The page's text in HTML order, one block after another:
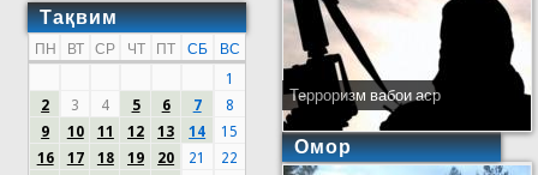
Тақвим
ПН ВТ СР ЧТ ПТ СБ
ВС
1
2
3 4 5 6 7
8
9
10 11 12 13 14
15
16
17 18 19 20 21
22
Терроризм вабои аср
Омор